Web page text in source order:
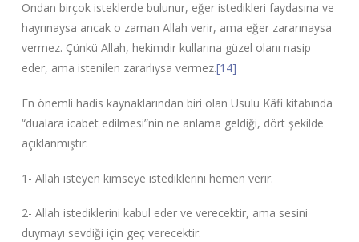
Ondan birçok isteklerde bulunur, eğer istedikleri faydasına ve
hayrınaysa ancak o zaman Allah verir, ama eğer zararınaysa
vermez. Çünkü Allah, hekimdir kullarına güzel olanı nasip
eder, ama istenilen zararlıysa vermez.[14]
En önemli hadis kaynaklarından biri olan Usulu Kâfi kitabında
“dualara icabet edilmesi”nin ne anlama geldiği, dört şekilde
açıklanmıştır:
1- Allah isteyen kimseye istediklerini hemen verir.
2- Allah istediklerini kabul eder ve verecektir, ama sesini
duymayı sevdiği için geç verecektir.